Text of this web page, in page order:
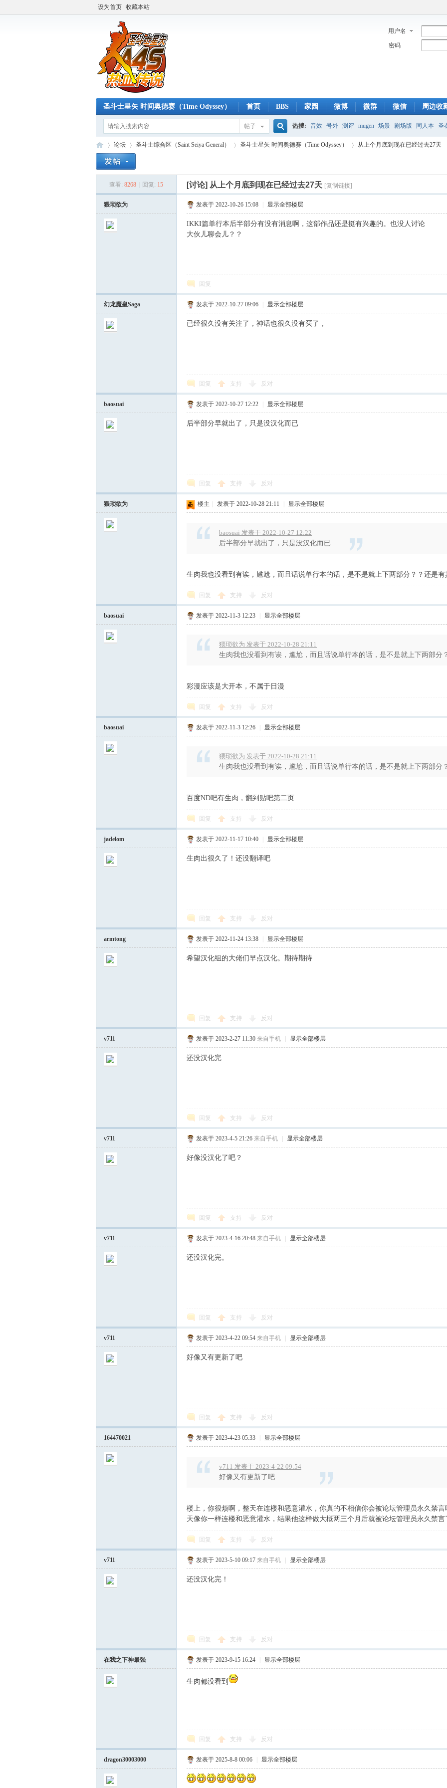
设为首页 收藏本站
用户名
密码
圣斗士星矢 时间奥德赛（Time Odyssey） 首页 BBS 家园 微博 微群 微信 周边收
帖子
搜
索
热搜: 音效 号外 测评 mugen 场景 剧场版 同人本 圣
蓝光版 白羊 冥王神话 CBC FTP 下载 粤语 狮子 双子
论坛
›
圣斗士综合区（Saint Seiya General）
›
圣斗士星矢 时间奥德赛（Time Odyssey）
›
从上个月底到现在已经过去27天
查看: 8268 回复: 15 [讨论] 从上个月底到现在已经过去27天 [复制链接]
猥琐欲为 发表于 2022-10-26 15:08 显示全部楼层
IKKI篇单行本后半部分有没有消息啊，这部作品还是挺有兴趣的。也没人讨论
大伙儿聊会儿？？
回复
幻龙魔皇Saga 发表于 2022-10-27 09:06 显示全部楼层
已经很久没有关注了，神话也很久没有买了，
回复 支持 反对
baosuai 发表于 2022-10-27 12:22 显示全部楼层
后半部分早就出了，只是没汉化而已
回复 支持 反对
猥琐欲为 楼主 发表于 2022-10-28 21:11 显示全部楼层
baosuai 发表于 2022-10-27 12:22
后半部分早就出了，只是没汉化而已
生肉我也没看到有诶，尴尬，而且话说单行本的话，是不是就上下两部分？？还是有
回复 支持 反对
baosuai 发表于 2022-11-3 12:23 显示全部楼层
猥琐欲为 发表于 2022-10-28 21:11
生肉我也没看到有诶，尴尬，而且话说单行本的话，是不是就上下两部分
彩漫应该是大开本，不属于日漫
回复 支持 反对
baosuai 发表于 2022-11-3 12:26 显示全部楼层
猥琐欲为 发表于 2022-10-28 21:11
生肉我也没看到有诶，尴尬，而且话说单行本的话，是不是就上下两部分
百度ND吧有生肉，翻到贴吧第二页
回复 支持 反对
jadelom 发表于 2022-11-17 10:40 显示全部楼层
生肉出很久了！还没翻译吧
回复 支持 反对
armtong 发表于 2022-11-24 13:38 显示全部楼层
希望汉化组的大佬们早点汉化。期待期待
回复 支持 反对
v711 发表于 2023-2-27 11:30 来自手机 显示全部楼层
还没汉化完
回复 支持 反对
v711 发表于 2023-4-5 21:26 来自手机 显示全部楼层
好像没汉化了吧？
回复 支持 反对
v711 发表于 2023-4-16 20:48 来自手机 显示全部楼层
还没汉化完。
回复 支持 反对
v711 发表于 2023-4-22 09:54 来自手机 显示全部楼层
好像又有更新了吧
回复 支持 反对
164470021 发表于 2023-4-23 05:33 显示全部楼层
v711 发表于 2023-4-22 09:54
好像又有更新了吧
楼上，你很烦啊，整天在连楼和恶意灌水，你真的不相信你会被论坛管理员永久禁
天像你一样连楼和恶意灌水，结果他这样做大概两三个月后就被论坛管理员永久禁言
回复 支持 反对
v711 发表于 2023-5-10 09:17 来自手机 显示全部楼层
还没汉化完！
回复 支持 反对
在我之下神最强 发表于 2023-9-15 16:24 显示全部楼层
生肉都没看到
回复 支持 反对
dragon30003000 发表于 2025-8-8 00:06 显示全部楼层